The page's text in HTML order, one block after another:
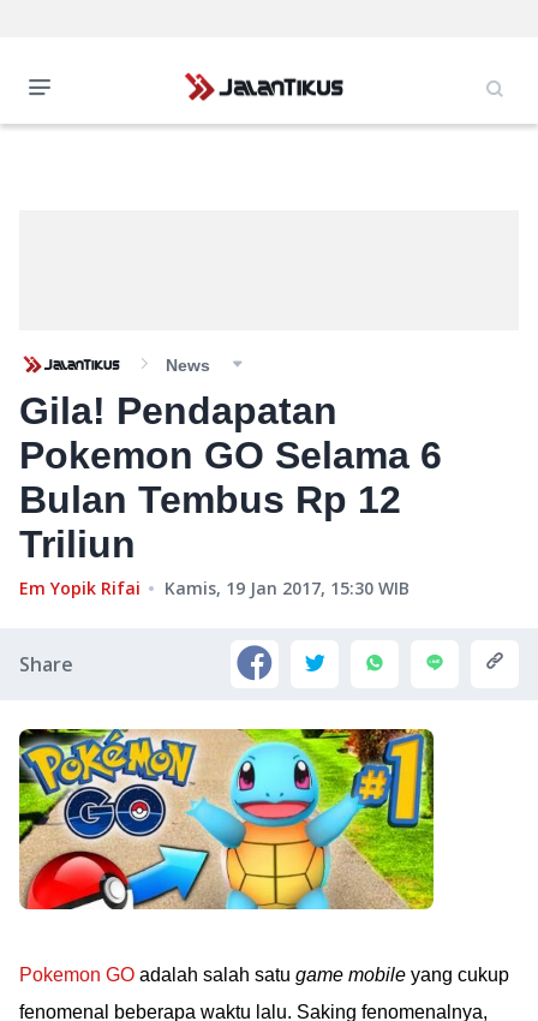
News
Gila! Pendapatan
Pokemon GO Selama 6
Bulan Tembus Rp 12
Triliun
Em Yopik Rifai Kamis, 19 Jan 2017, 15:30 WIB
Share
Pokemon GO adalah salah satu game mobile yang cukup
fenomenal beberapa waktu lalu. Saking fenomenalnya,